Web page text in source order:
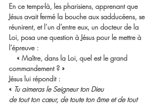
En ce temps-là, les pharisiens, apprenant que
Jésus avait fermé la bouche aux sadducéens, se
réunirent, et l’un d’entre eux, un docteur de la
Loi, posa une question à Jésus pour le mettre à
l’épreuve :
« Maître, dans la Loi, quel est le grand
commandement ? »
Jésus lui répondit :
« Tu aimeras le Seigneur ton Dieu
de tout ton cœur, de toute ton âme et de tout